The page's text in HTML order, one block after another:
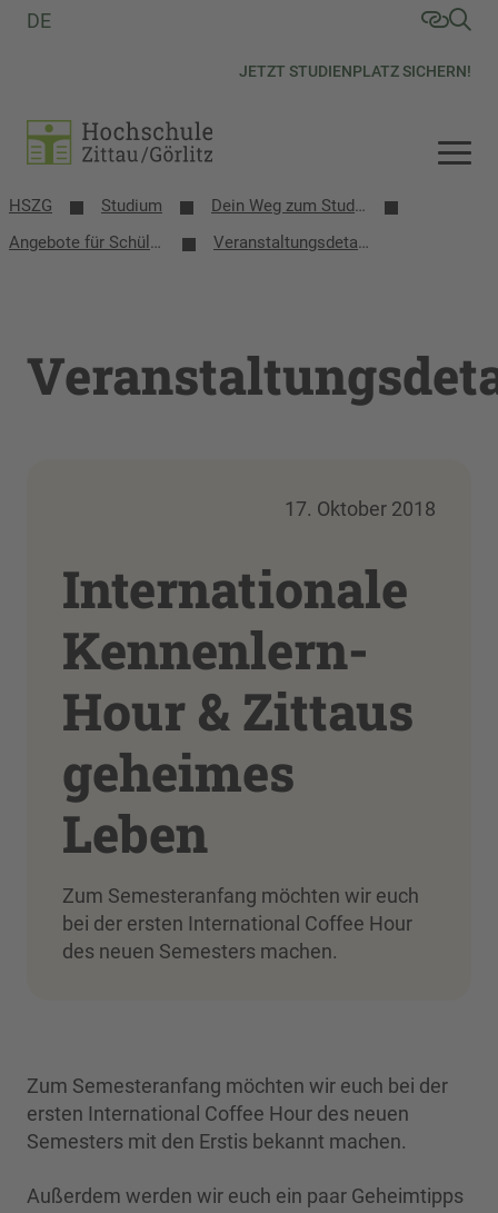
JETZT STUDIENPLATZ SICHERN!
DE
HSZG Studium
Dein Weg zum Studium
Angebote für Schülerinnen, Schüler und Schulen
Veranstaltungsdetails
17. Oktober 2018
Internationale
Kennenlern-
Hour & Zittaus
geheimes
Leben
Zum Semesteranfang möchten wir euch
bei der ersten International Coffee Hour
des neuen Semesters machen.
Zum Semesteranfang möchten wir euch bei der
ersten International Coffee Hour des neuen
Semesters mit den Erstis bekannt machen.
Außerdem werden wir euch ein paar Geheimtipps